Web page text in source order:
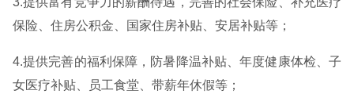
保险、住房公积金、国家住房补贴、安居补贴等；
4.提供完善的福利保障，防暑降温补贴、年度健康体检、子
女医疗补贴、员工食堂、带薪年休假等；